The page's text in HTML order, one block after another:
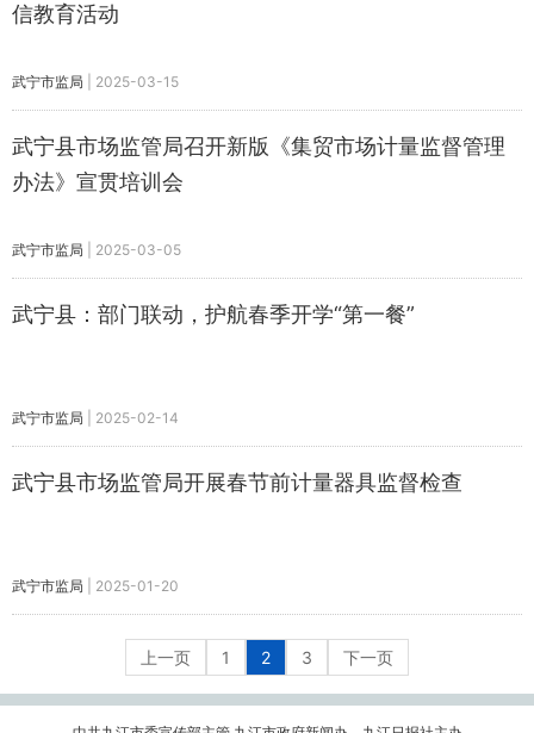
信教育活动
武宁市监局 2025-03-15
武宁县市场监管局召开新版《集贸市场计量监督管理
办法》宣贯培训会
武宁市监局 2025-03-05
武宁县：部门联动，护航春季开学“第一餐”
武宁市监局 2025-02-14
武宁县市场监管局开展春节前计量器具监督检查
武宁市监局 2025-01-20
上一页 1 2 3 下一页